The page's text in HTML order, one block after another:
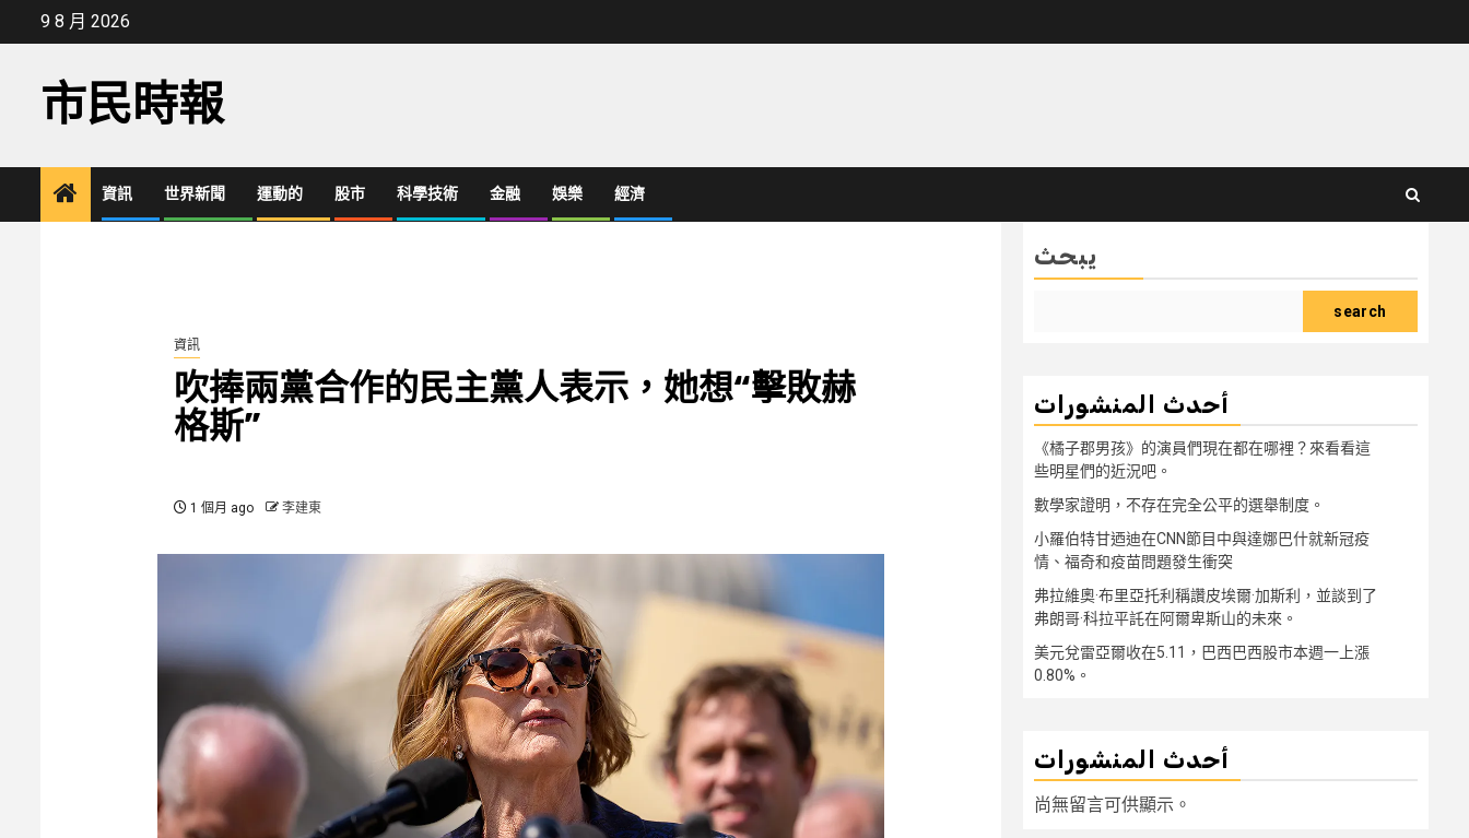
9 8 月 2026
市民時報
資訊 世界新聞 運動的 股市 科學技術 金融 娛樂 經濟
資訊
吹捧兩黨合作的民主黨人表示，她想“擊敗赫
格斯”
1 個月 ago 李建東
يبحث
search
أحدث المنشورات
《橘子郡男孩》的演員們現在都在哪裡？來看看這
些明星們的近況吧。
數學家證明，不存在完全公平的選舉制度。
小羅伯特甘迺迪在CNN節目中與達娜巴什就新冠疫
情、福奇和疫苗問題發生衝突
弗拉維奧·布里亞托利稱讚皮埃爾·加斯利，並談到了
弗朗哥·科拉平託在阿爾卑斯山的未來。
美元兌雷亞爾收在5.11，巴西巴西股市本週一上漲
0.80%。
أحدث المنشورات
尚無留言可供顯示。